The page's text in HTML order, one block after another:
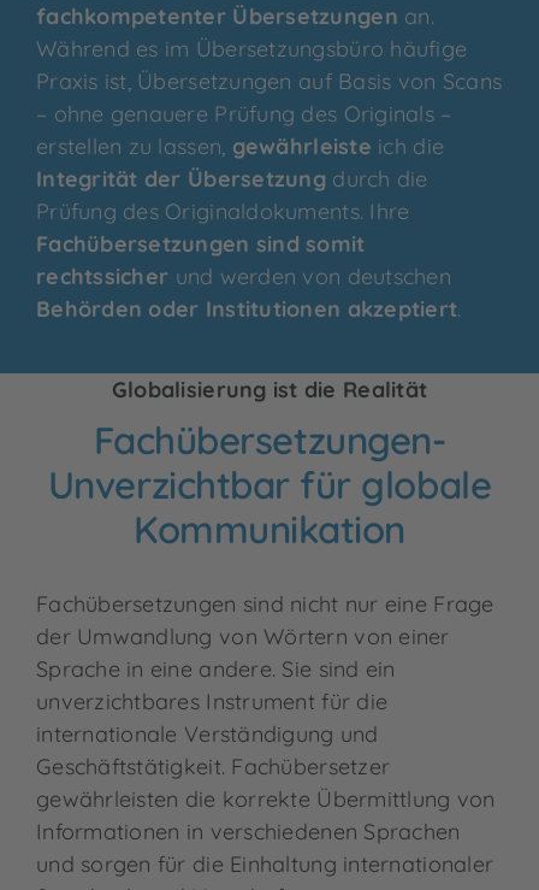
fachkompetenter Übersetzungen an.
Während es im Übersetzungsbüro häufige
Praxis ist, Übersetzungen auf Basis von Scans
– ohne genauere Prüfung des Originals –
erstellen zu lassen, gewährleiste ich die
Integrität der Übersetzung durch die
Prüfung des Originaldokuments. Ihre
Fachübersetzungen sind somit
rechtssicher und werden von deutschen
Behörden oder Institutionen akzeptiert.
Globalisierung ist die Realität
Fachübersetzungen-
Unverzichtbar für globale
Kommunikation
Fachübersetzungen sind nicht nur eine Frage
der Umwandlung von Wörtern von einer
Sprache in eine andere. Sie sind ein
unverzichtbares Instrument für die
internationale Verständigung und
Geschäftstätigkeit. Fachübersetzer
gewährleisten die korrekte Übermittlung von
Informationen in verschiedenen Sprachen
und sorgen für die Einhaltung internationaler